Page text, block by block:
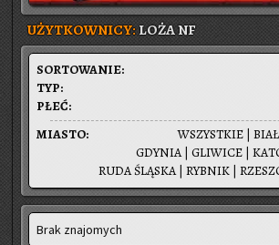
UŻYTKOWNICY:LOŻA NF
SOR­TO­WA­NIE:
TYP:
PŁEĆ:
WSZYST­KIE |
GDY­NIA| GLI­WI­CE |
RUDA ŚLĄ­SKA| RYB­NIK |
MIA­STO:
Brak znajomych